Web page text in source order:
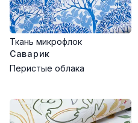
Ткань микрофлок
Саварик
Перистые облака